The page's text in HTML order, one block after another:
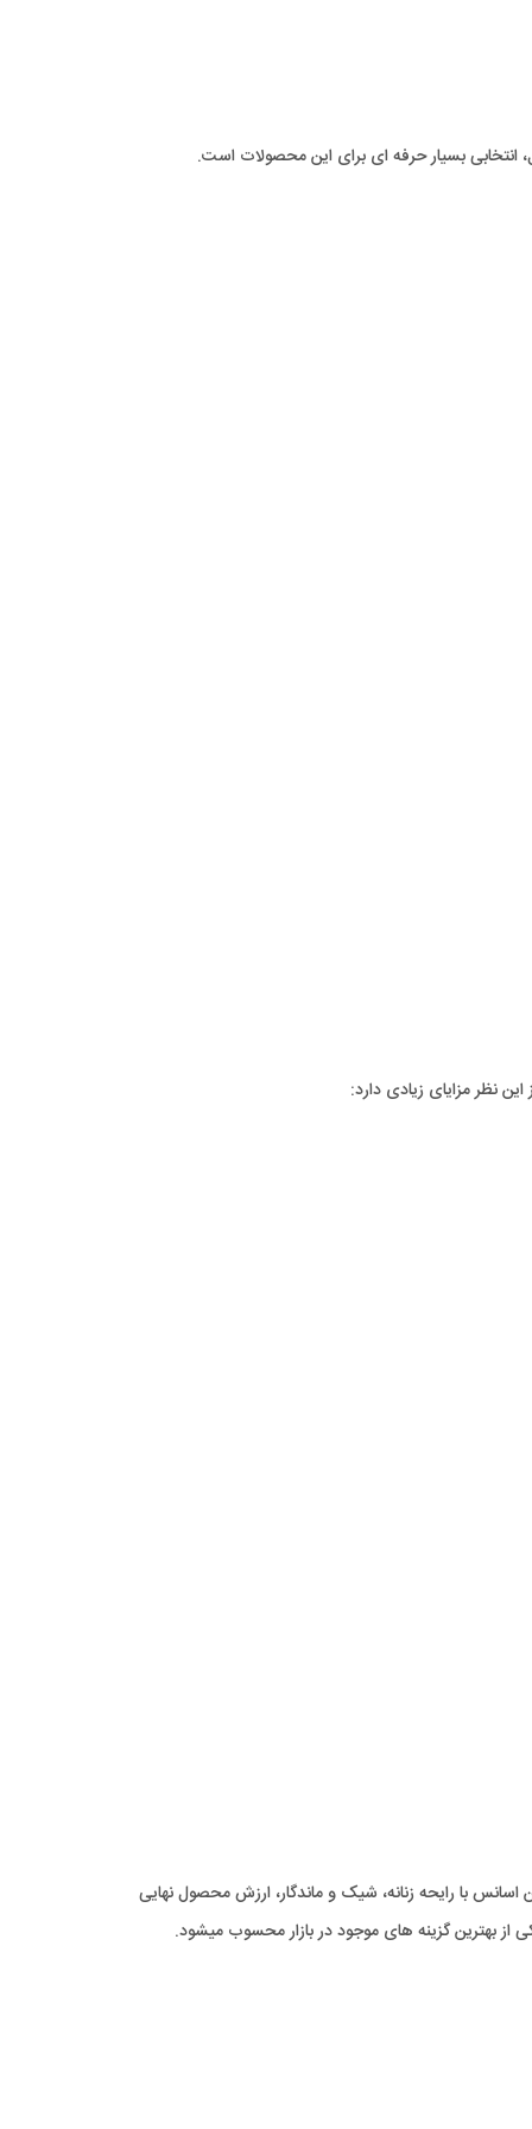
انتخابی بسیار حرفه ای برای این محصولات است.
نظر مزایای زیادی دارد:
با رایحه زنانه، شیک و ماندگار، ارزش محصول نهایی
بهترین گزینه های موجود در بازار محسوب میشود.